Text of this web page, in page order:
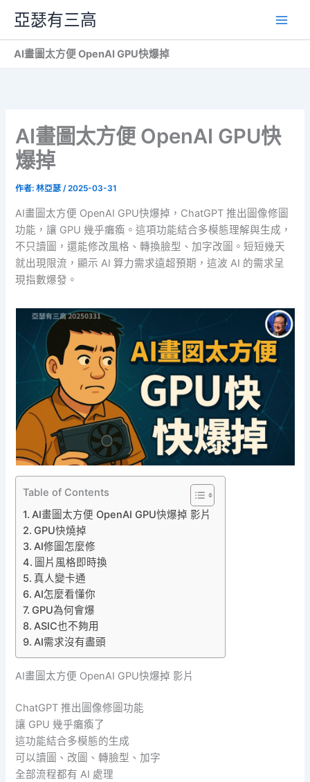
主
亞瑟有三高
AI畫圖太方便 OpenAI GPU快爆掉
AI畫圖太方便 OpenAI GPU快
爆掉
作者:林亞瑟/2025-03-31
AI畫圖太方便 OpenAI GPU快爆掉，ChatGPT 推出圖像修圖
功能，讓 GPU 幾乎癱瘓。這項功能結合多模態理解與生成，
不只讀圖，還能修改風格、轉換臉型、加字改圖。短短幾天
就出現限流，顯示 AI 算力需求遠超預期，這波 AI 的需求呈
現指數爆發。
Table of Contents
AI畫圖太方便 OpenAI GPU快爆掉 影片
GPU快燒掉
AI修圖怎麼修
圖片風格即時換
真人變卡通
AI怎麼看懂你
GPU為何會爆
ASIC也不夠用
AI需求沒有盡頭
AI畫圖太方便 OpenAI GPU快爆掉 影片
ChatGPT 推出圖像修圖功能
讓 GPU 幾乎癱瘓了
這功能結合多模態的生成
可以讀圖、改圖、轉臉型、加字
全部流程都有 AI 處理